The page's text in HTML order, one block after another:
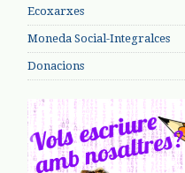
Ecoxarxes
Moneda Social-Integralces
Donacions